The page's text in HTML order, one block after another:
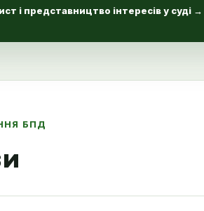
і представництво інтересів у суді →
БПД